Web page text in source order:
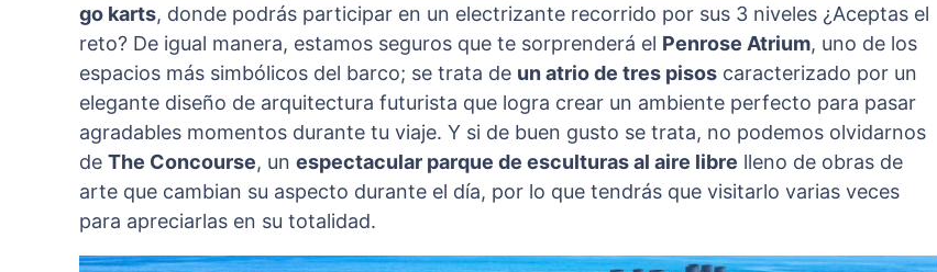
go karts, donde podrás participar en un electrizante recorrido por sus 3 niveles ¿Aceptas el
reto? De igual manera, estamos seguros que te sorprenderá el Penrose Atrium, uno de los
espacios más simbólicos del barco; se trata de un atrio de tres pisos caracterizado por un
elegante diseño de arquitectura futurista que logra crear un ambiente perfecto para pasar
agradables momentos durante tu viaje. Y si de buen gusto se trata, no podemos olvidarnos
de The Concourse, un espectacular parque de esculturas al aire libre lleno de obras de
arte que cambian su aspecto durante el día, por lo que tendrás que visitarlo varias veces
para apreciarlas en su totalidad.